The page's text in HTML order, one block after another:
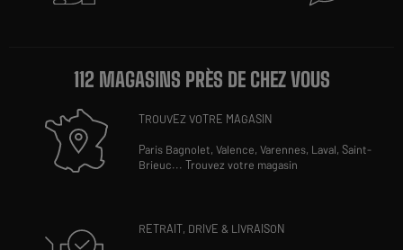
112 MAGASINS PRÈS DE CHEZ VOUS
TROUVEZ VOTRE MAGASIN
Paris Bagnolet,Valence,Varennes, Laval,Saint-
Brieuc...Trouvez votre magasin
RETRAIT, DRIVE & LIVRAISON